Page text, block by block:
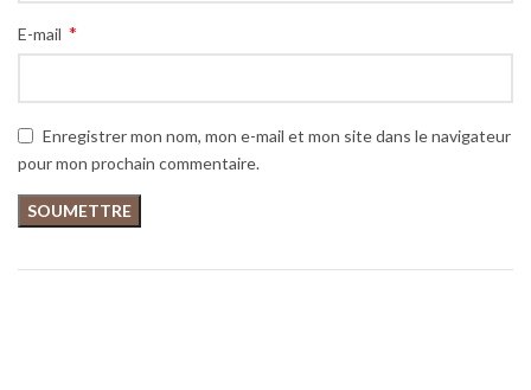
E-mail *
Enregistrer mon nom, mon e-mail et mon site dans le navigateur
pour mon prochain commentaire.